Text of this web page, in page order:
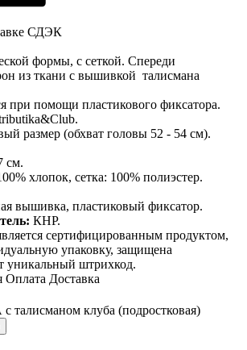
СДЭК
формы, с сеткой. Спереди
из ткани с вышивкой талисмана
при помощи пластикового фиксатора.
размер (обхват головы 52 - 54 см).
см.
хлопок, сетка: 100% полиэстер.
вышивка, пластиковый фиксатор.
КНР.
сертифицированным продуктом,
упаковку, защищена
уникальный штрихкод.
Оплата Доставка
талисманом клуба (подростковая)